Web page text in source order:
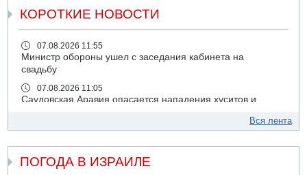
КОРОТКИЕ НОВОСТИ
07.08.2026 11:55
Министр обороны ушел с заседания кабинета на
свадьбу
07.08.2026 11:05
Саудовская Аравия опасается нападения хуситов и
07.08.2026 08:29
07.08.2026 08:29
Стрельба в школе Таиланда
Вся лента
ПОГОДА В ИЗРАИЛЕ